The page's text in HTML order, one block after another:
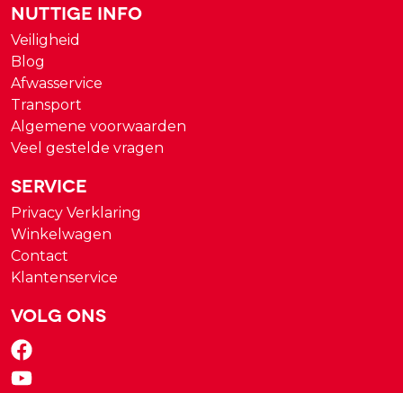
Nuttige Info
Veiligheid
Blog
Afwasservice
Transport
Algemene voorwaarden
Veel gestelde vragen
Service
Privacy Verklaring
Winkelwagen
Contact
Klantenservice
Volg ons